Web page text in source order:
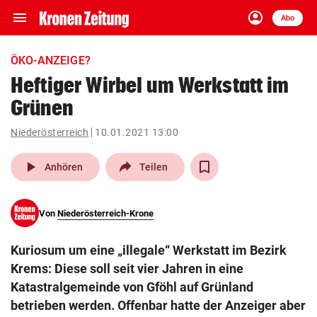
menu Navigation
ein-/ausklappen
account_circle
Anmelden
Abo
close Schließen
account_circle Anmelden
pin_drop
Wien arrow_right
search
eingeben
ÖKO-ANZEIGE?
Heftiger Wirbel um Werkstatt im
Grünen
Niederösterreich 10.01.2021 13:00
play_arrow Anhören Teilen
Von Niederösterreich-Krone
Kuriosum um eine „illegale“ Werkstatt im Bezirk
Krems: Diese soll seit vier Jahren in eine
Katastralgemeinde von Gföhl auf Grünland
betrieben werden. Offenbar hatte der Anzeiger aber